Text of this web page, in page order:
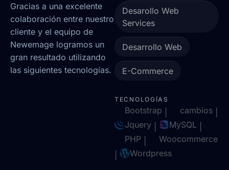
Gracias a una excelente
colaboración entre nuestro
cliente y el equipo de
Newemage logramos un
gran resultado utilizando
las siguientes tecnologías.
Desarollo Web
Services
Desarrollo Web
E-Commerce
TECNOLOGÍAS
Bootstrap cambios
Jquery
MySQL
PHP
Woocommerce
Wordpress